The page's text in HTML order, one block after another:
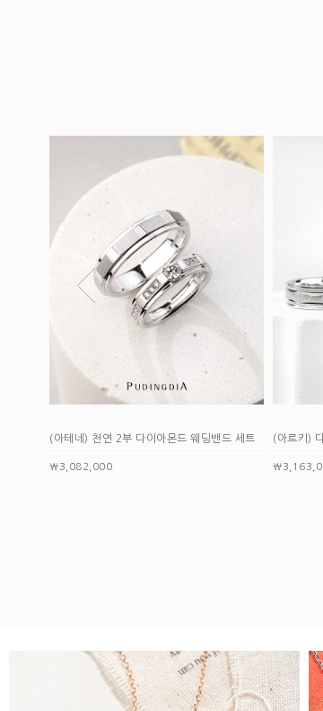
웨딩밴드 세트 (아르키) 다이아몬드 웨딩밴드 세트
￦3,163,000